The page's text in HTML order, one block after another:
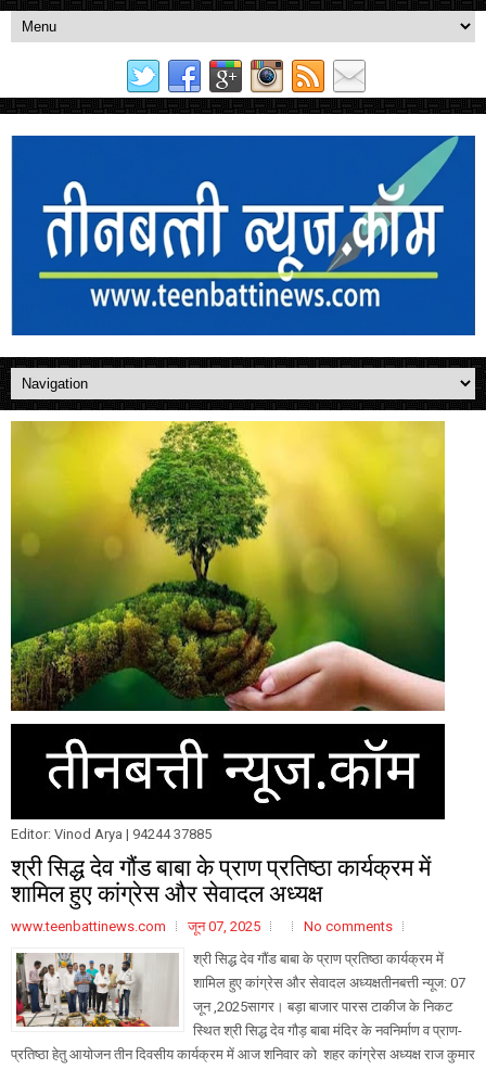
Editor: Vinod Arya | 94244 37885
श्री सिद्ध देव गौंड बाबा के प्राण प्रतिष्ठा कार्यक्रम में
शामिल हुए कांग्रेस और सेवादल अध्यक्ष
www.teenbattinews.com जून 07, 2025
No comments
श्री सिद्ध देव गौंड बाबा के प्राण प्रतिष्ठा कार्यक्रम में
शामिल हुए कांग्रेस और सेवादल अध्यक्षतीनबत्ती न्यूज: 07
जून ,2025सागर। बड़ा बाजार पारस टाकीज के निकट
स्थित श्री सिद्ध देव गौड़ बाबा मंदिर के नवनिर्माण व प्राण-
प्रतिष्ठा हेतु आयोजन तीन दिवसीय कार्यक्रम में आज शनिवार को शहर कांग्रेस अध्यक्ष राज कुमार